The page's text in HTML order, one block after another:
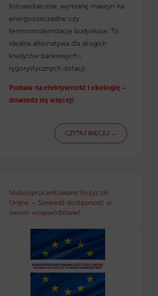
fotowoltaiczne, wymianę maszyn na
energooszczędne czy
termomodernizację budynków. To
idealna alternatywa dla drogich
kredytów bankowych i
rygorystycznych dotacji.
Postaw na efektywność i ekologię –
dowiedz się więcej!
CZYTAJ WIĘCEJ →
Niskooprocentowane Pożyczki
Unijne – Sprawdź dostępność w
swoim województwie!